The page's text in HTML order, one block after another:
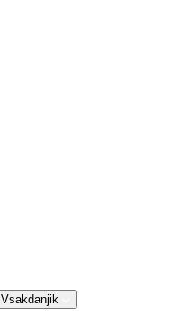
Vsakdanjik